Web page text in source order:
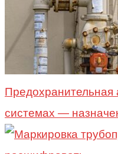
Предохранительная
системах —